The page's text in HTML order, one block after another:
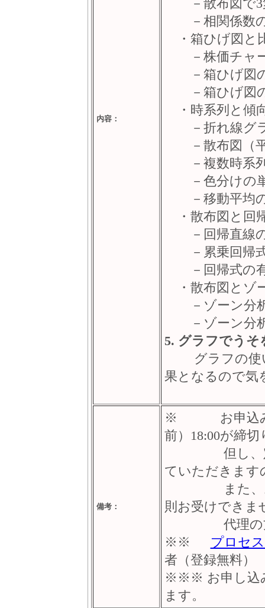
内容：
－散布図で3
－相関係数
・箱ひげ図と
－株価チャー
－箱ひげ図の
－箱ひげ図の
・時系列と傾
－折れ線グラ
－散布図（平
－複数時系列
－色分けの単
－移動平均
・散布図と回
－回帰直線
－累乗回帰
－回帰式の
・散布図とゾ
－ゾーン分
－ゾーン分
5. グラフでう
グラフの使い
果となるので気
備考：
※ お申込み受
前）18:00が締
但し、定員
ていただきます
また、お申
則お受けできま
代理の方の
※※ プロセ
者（登録無料）
※※※ お申し込
ます。